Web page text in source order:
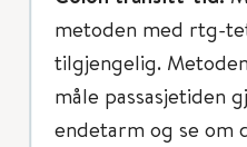
metoden med rtg-
tilgjengelig.
måle passasjetiden
endetarm og se om